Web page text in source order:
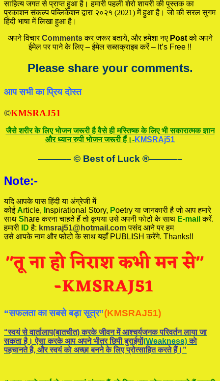
साहित्य जगत से प्राप्त हुआ है। हमारी पहली शेरो शायरी की पुस्तक का
प्रकाशन संकल्प पब्लिकेशन द्वारा २०२१ (2021) में हुआ है। जो की सरल सुगम
हिंदी भाषा में लिखा हुआ है।
अपने विचारCommentsकर जरूर बताये, और हमेशा नए Postको अपने
ईमेल पर पाने के लिए – ईमेल सब्सक्राइब करें – It’s Free !!
Please share your comments.
आप सभी का प्रिय दोस्त
©KMSRAJ51
जैसे शरीर के लिए भोजन जरूरी है वैसे ही मस्तिष्क के लिए भी सकारात्मक ज्ञान
और ध्यान रुपी भोजन जरूरी हैं।-KMSRAj51
———– © Best of Luck ®———–
Note:-
यदि आपके पास हिंदी या अंग्रेजी में
कोईArticle, nspirational Story, Poetryया जानकारी है जो आप हमारे
साथ Share करना चाहते हैं तो कृपया उसे अपनी फोटो के साथ E-mail करें.
हमारी
IDहै: kmsraj51@hotmail.comपसंद आने पर हम
उसे आपके नाम और फोटो के साथ यहाँ PUBLISH करेंगे. Thanks!!
“सफलता का सबसे बड़ा सूत्र”(KMSRAJ51)
“स्वयं से वार्तालाप(बातचीत) करके जीवन में आश्चर्यजनक परिवर्तन लाया जा
सकता है। ऐसा करके आप अपने भीतर छिपी बुराईयाें(Weakness)काे
पहचानते है, और स्वयं काे अच्छा बनने के लिए प्रोत्साहित करते हैं।”